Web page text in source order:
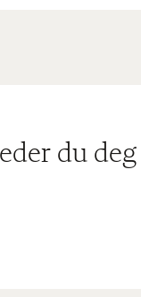
du deg